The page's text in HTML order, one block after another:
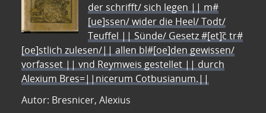
der schrifft/ sich legen || m#
[ue]ssen/ wider die Heel/ Todt/
Teuffel || Sünde/ Gesetz #[et]c̃ tr#
[oe]stlich zulesen/|| allen bl#[oe]den gewissen/
vorfasset || vnd Reymweis gestellet || durch
Alexium Bres=||nicerum Cotbusianum.||
Autor: Bresnicer, Alexius